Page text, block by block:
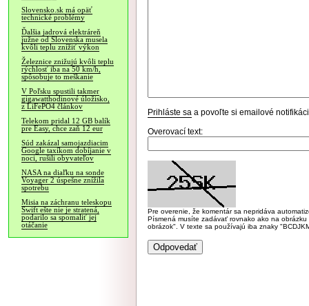
Slovensko.sk má opäť
technické problémy
Ďalšia jadrová elektráreň
južne od Slovenska musela
kvôli teplu znížiť výkon
Železnice znižujú kvôli teplu
rýchlosť iba na 50 km/h,
spôsobuje to meškanie
V Poľsku spustili takmer
gigawatthodinové úložisko,
z LiFePO4 článkov
Telekom pridal 12 GB balík
pre Easy, chce zaň 12 eur
Súd zakázal samojazdiacim
Google taxíkom dobíjanie v
noci, rušili obyvateľov
NASA na diaľku na sonde
Voyager 2 úspešne znížila
spotrebu
Misia na záchranu teleskopu
Swift ešte nie je stratená,
podarilo sa spomaliť jej
otáčanie
Prihláste sa a povoľte si emailové
Overovací text:
Pre overenie, že komentár sa nepridáva
Písmená musíte zadávať rovnako ako na
obrázok". V texte sa používajú iba znaky